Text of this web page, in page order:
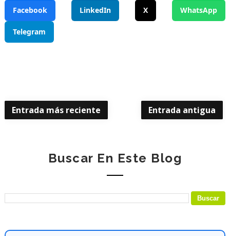
Facebook LinkedIn X WhatsApp
Telegram
Entrada más reciente Entrada antigua
Buscar En Este Blog